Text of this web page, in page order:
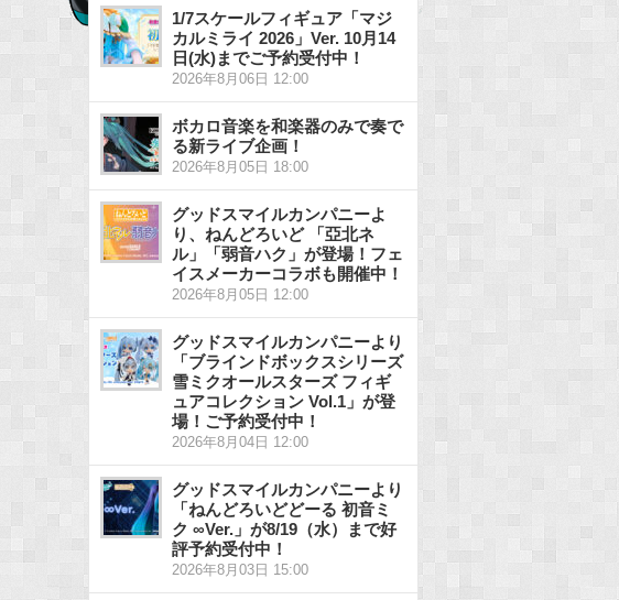
1/7スケールフィギュア「マジ
カルミライ 2026」Ver. 10月14
日(水)までご予約受付中！
2026年8月06日 12:00
ボカロ音楽を和楽器のみで奏で
る新ライブ企画！
2026年8月05日 18:00
グッドスマイルカンパニーよ
り、ねんどろいど 「亞北ネ
ル」「弱音ハク」が登場！フェ
イスメーカーコラボも開催中！
2026年8月05日 12:00
グッドスマイルカンパニーより
「ブラインドボックスシリーズ
雪ミクオールスターズ フィギ
ュアコレクション Vol.1」が登
場！ご予約受付中！
2026年8月04日 12:00
グッドスマイルカンパニーより
「ねんどろいどどーる 初音ミ
ク ∞Ver.」が8/19（水）まで好
評予約受付中！
2026年8月03日 15:00